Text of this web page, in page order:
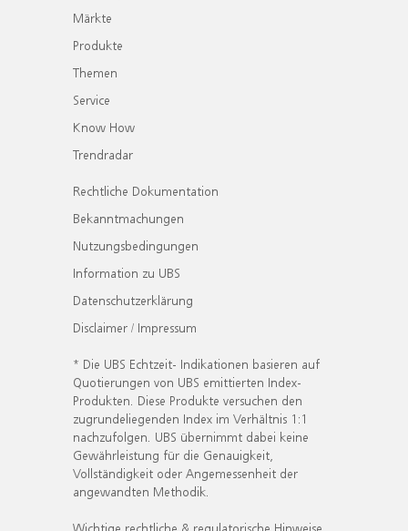
Märkte
Produkte
Themen
Service
Know How
Trendradar
Rechtliche Dokumentation
Bekanntmachungen
Nutzungsbedingungen
Information zu UBS
Datenschutzerklärung
Disclaimer / Impressum
* Die UBS Echtzeit- Indikationen basieren auf
Quotierungen von UBS emittierten Index-
Produkten. Diese Produkte versuchen den
zugrundeliegenden Index im Verhältnis 1:1
nachzufolgen. UBS übernimmt dabei keine
Gewährleistung für die Genauigkeit,
Vollständigkeit oder Angemessenheit der
angewandten Methodik.